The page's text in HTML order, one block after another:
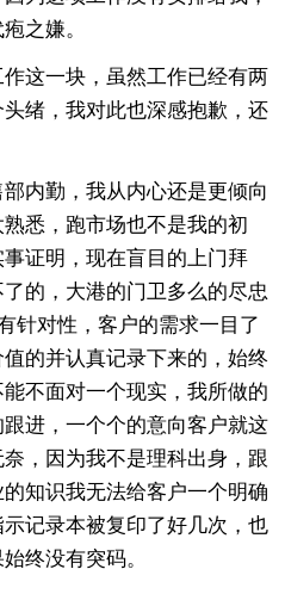
之嫌。
这一块，虽然工作已经有两
绪，我对此也深感抱歉，还
勤，我从内心还是更倾向
悉，跑市场也不是我的初
证明，现在盲目的上门拜
的，大港的门卫多么的尽忠
针对性，客户的需求一目了
的并认真记录下来的，始终
不面对一个现实，我所做的
进，一个个的意向客户就这
，因为我不是理科出身，跟
知识我无法给客户一个明确
记录本被复印了好几次，也
终没有突码。